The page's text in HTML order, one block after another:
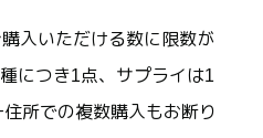
入いただける数に限数が
につき1点、サプライは1
所での複数購入もお断り